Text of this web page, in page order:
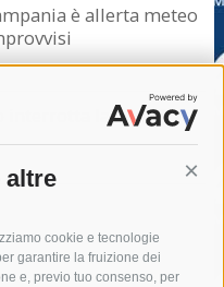
altre
cookie e tecnologie
garantire la fruizione dei
e, previo tuo consenso, per
è allerta meteo
interrotta la linea Eav